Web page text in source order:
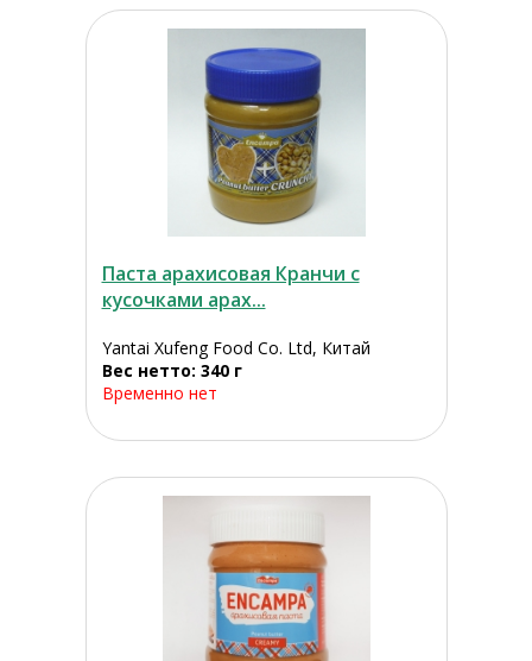
Паста арахисовая Кранчи с
кусочками арах...
Yantai Xufeng Food Co. Ltd, Китай
Вес нетто: 340 г
Временно нет